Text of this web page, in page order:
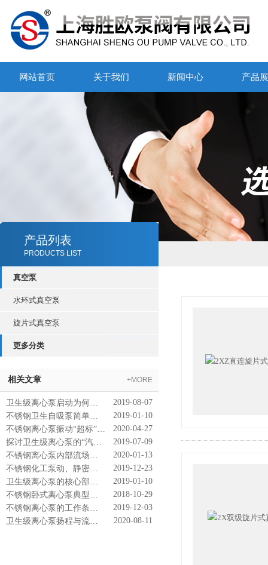
网站首页 关于我们 新闻中心 产品
产品列表
PRODUCTS LIST
真空泵
水环式真空泵
旋片式真空泵
更多分类
相关文章 +MORE
卫生级离心泵启动为何要关闭出口阀门？
2019-08-07
不锈钢卫生自吸泵简单的入门常识先了解下
2019-01-10
不锈钢离心泵振动“超标”现象从何分析？
2020-04-27
探讨卫生级离心泵的“汽蚀问题”
2019-07-09
不锈钢离心泵内部流场相关参数的计算讲解
2020-01-13
不锈钢化工泵动、静密封的检修考虑
2019-12-23
卫生级离心泵的核心部分是什么？
2019-01-10
不锈钢卧式离心泵典型应用主要包括的内容
2018-10-29
不锈钢离心泵的工作条件和基本概念说明
2019-12-03
卫生级离心泵扬程与流量之间的关系
2020-08-11